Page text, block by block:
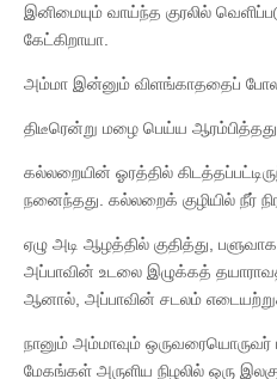
இனிமையும் வாய்ந்த குரலில்
கேட்கிறாயா.
அம்மா இன்னும் விளங்காததைப் போல
திடீரென்று மழை பெய்ய ஆரம்பித்தது.
கல்லறையின் ஓரத்தில்
நனைந்தது. கல்லறைக் குழியில் நீர்
ஏழு அடி ஆழத்தில் குதித்து,
அப்பாவின் உடலை இழுக்கத்
ஆனால், அப்பாவின் சடலம் எடையற்றுக்
நானும் அம்மாவும்
மேகங்கள் அருளிய நிழலில் ஒரு